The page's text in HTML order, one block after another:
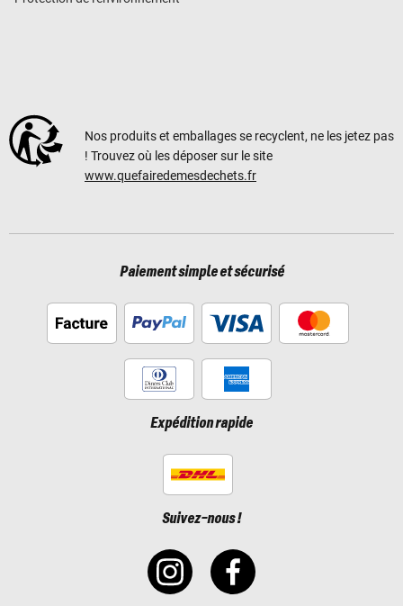
Nos produits et emballages se recyclent, ne les jetez pas
! Trouvez où les déposer sur le site
www.quefairedemesdechets.fr
Paiement simple et sécurisé
Expédition rapide
Suivez-nous !